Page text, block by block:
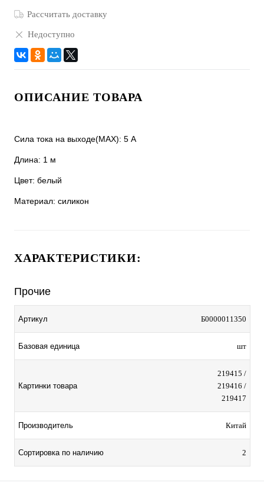
Рассчитать доставку
Недоступно
ОПИСАНИЕ ТОВАРА
Сила тока на выходе(MAX): 5 A
Длина: 1 м
Цвет: белый
Материал: силикон
ХАРАКТЕРИСТИКИ:
Прочие
Артикул Б0000011350
Базовая единица шт
Картинки товара
219415 /
219416 /
219417
Производитель Китай
Сортировка по наличию 2